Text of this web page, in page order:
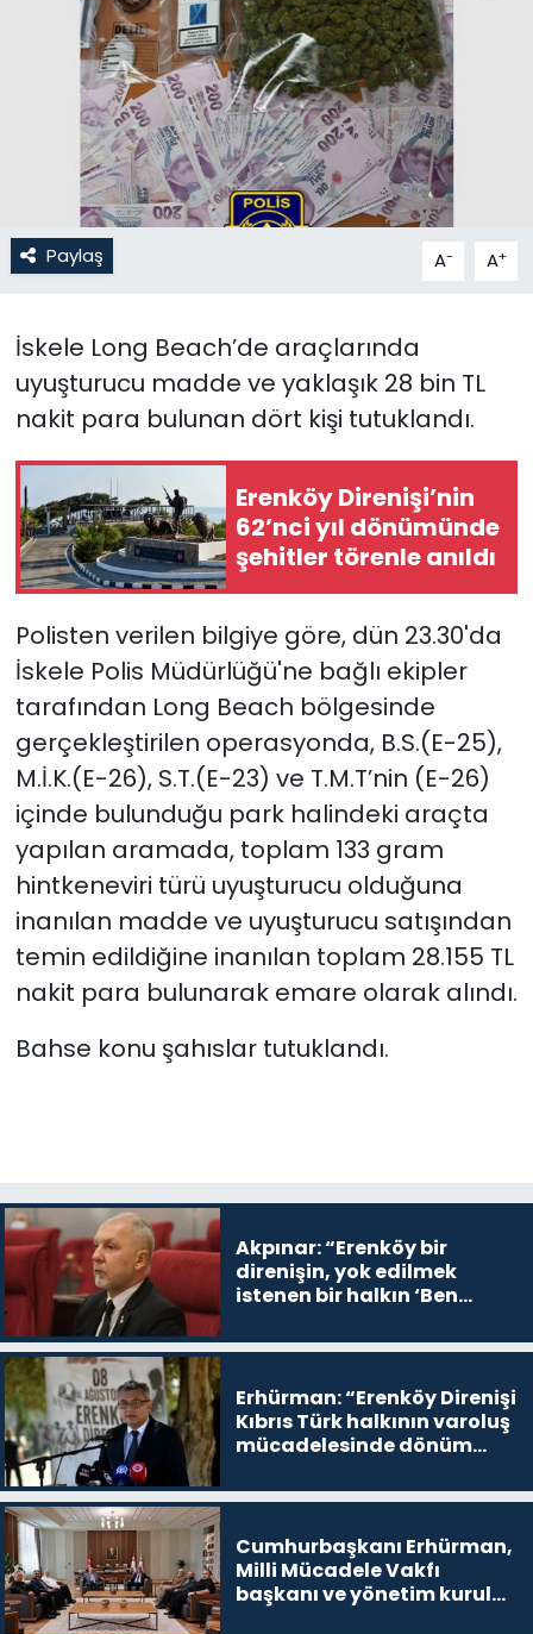
Paylaş A- A+
İskele Long Beach’de araçlarında
uyuşturucu madde ve yaklaşık 28 bin TL
nakit para bulunan dört kişi tutuklandı.
Erenköy Direnişi’nin
62’nci yıl dönümünde
şehitler törenle anıldı
Polisten verilen bilgiye göre, dün 23.30'da
İskele Polis Müdürlüğü'ne bağlı ekipler
tarafından Long Beach bölgesinde
gerçekleştirilen operasyonda, B.S.(E-25),
M.İ.K.(E-26), S.T.(E-23) ve T.M.T’nin (E-26)
içinde bulunduğu park halindeki araçta
yapılan aramada, toplam 133 gram
hintkeneviri türü uyuşturucu olduğuna
inanılan madde ve uyuşturucu satışından
temin edildiğine inanılan toplam 28.155 TL
nakit para bulunarak emare olarak alındı.
Bahse konu şahıslar tutuklandı.
Akpınar: “Erenköy bir
direnişin, yok edilmek
istenen bir halkın ‘Ben
devam edeceğim’ dediği
Erhürman: “Erenköy Direnişi
Kıbrıs Türk halkının varoluş
mücadelesinde dönüm
Cumhurbaşkanı Erhürman,
Milli Mücadele Vakfı
başkanı ve yönetim kurulu
Kültür Sanat
Magazin
Moda
Nöbetçi Eczaneler
Otomobil Dünyası
Politika
SAĞLIK
Spor
Teknoloji
TÜRKiYE
Video Galeri
YAŞAM
Yazarlar